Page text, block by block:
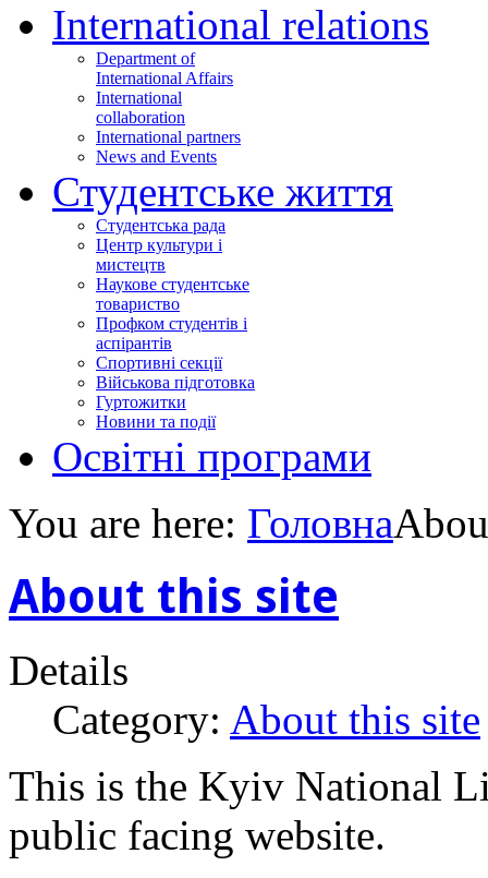
International relations
Department of
International Affairs
International
collaboration
International partners
News and Events
Студентське життя
Студентська рада
Центр культури і
мистецтв
Наукове студентське
товариство
Профком студентів і
аспірантів
Спортивні секції
Військова підготовка
Гуртожитки
Новини та події
Освітні програми
You are here: Головна
About this site
Details
Category: About this site
This is the Kyiv National
public facing website.